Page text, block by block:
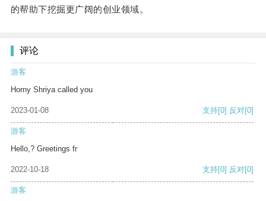
的帮助下挖掘更广阔的创业领域。
评论
游客
Horny Shriya called you
2023-01-08 支持[0] 反对[0]
游客
Hello,? Greetings fr
2022-10-18 支持[0] 反对[0]
游客